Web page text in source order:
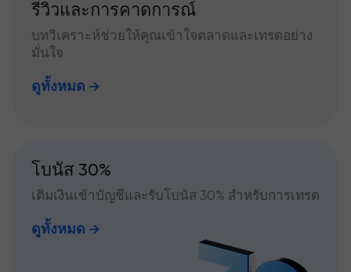
รีวิวและการคาดการณ์
บทวิเคราะห์ช่วยให้คุณเข้าใจตลาดและเทรดอย่าง
มั่นใจ
ดูทั้งหมด
โบนัส 30%
เติมเงินเข้าบัญชีและรับโบนัส 30% สำหรับการเทรด
ดูทั้งหมด